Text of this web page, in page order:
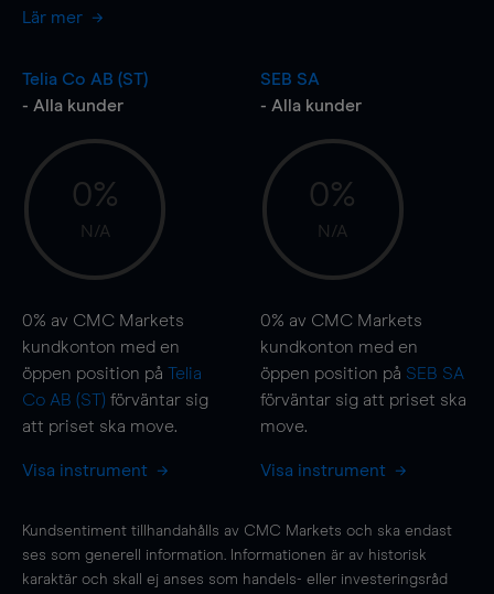
Lär mer
Telia Co AB (ST)
- Alla kunder
0%
N/A
0% av CMC Markets
kundkonton med en
öppen position på Telia
Co AB (ST) förväntar sig
att priset ska move.
Visa instrument
SEB SA
- Alla kunder
0%
N/A
0% av CMC Markets
kundkonton med en
öppen position på SEB SA
förväntar sig att priset ska
move.
Visa instrument
Kundsentiment tillhandahålls av CMC Markets och ska endast
ses som generell information. Informationen är av historisk
karaktär och skall ej anses som handels- eller investeringsråd